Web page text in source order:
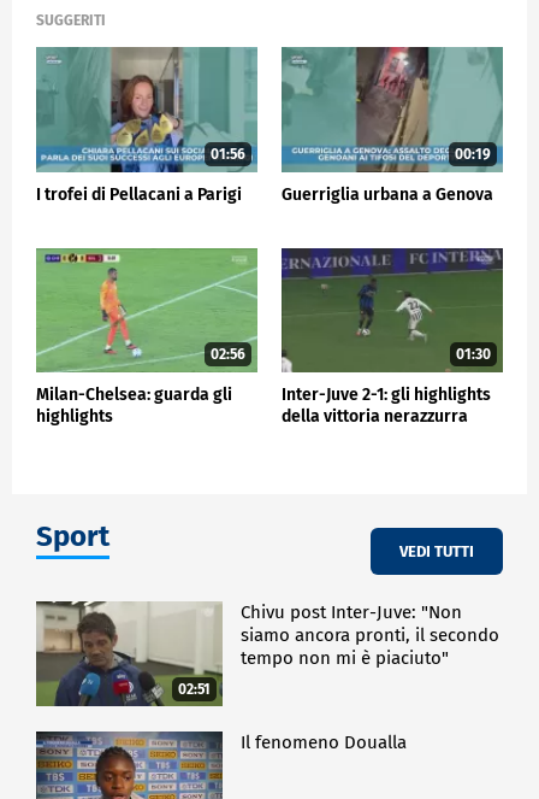
SUGGERITI
01:56
I trofei di Pellacani a Parigi
00:19
Guerriglia urbana a Genova
02:56
Milan-Chelsea: guarda gli
highlights
01:30
Inter-Juve 2-1: gli highlights
della vittoria nerazzurra
Sport VEDI TUTTI
02:51
Chivu post Inter-Juve: "Non
siamo ancora pronti, il secondo
tempo non mi è piaciuto"
Il fenomeno Doualla